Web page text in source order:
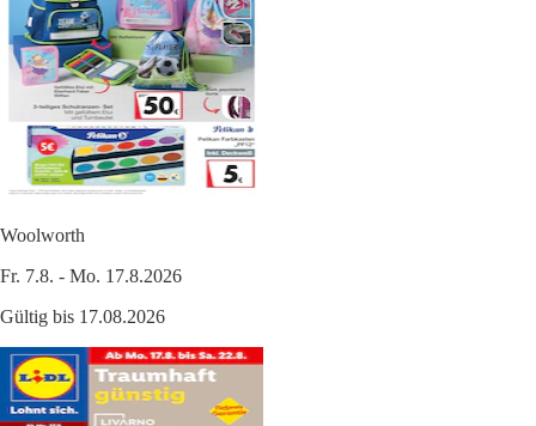
Woolworth
Fr. 7.8. - Mo. 17.8.2026
Gültig bis 17.08.2026